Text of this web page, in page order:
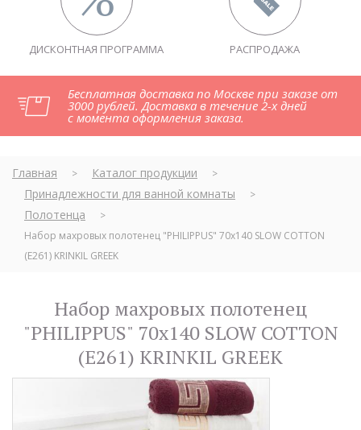
ДИСКОНТНАЯ ПРОГРАММА РАСПРОДАЖА
Бесплатная доставка по Москве при заказе от
3000 рублей. Доставка в течение 2-х дней
с момента оформления заказа.
Главная > Каталог продукции >
Принадлежности для ванной комнаты >
Полотенца
>
Набор махровых полотенец "PHILIPPUS" 70х140 SLOW COTTON
(E261) KRINKIL GREEK
Набор махровых полотенец
"PHILIPPUS" 70х140 SLOW COTTON
(E261) KRINKIL GREEK